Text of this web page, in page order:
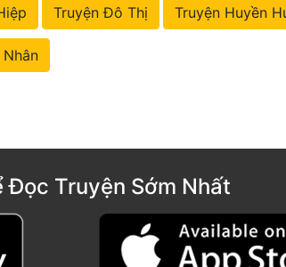
Truyện Đô Thị Truyện Huyền
Đọc Truyện Sớm Nhất